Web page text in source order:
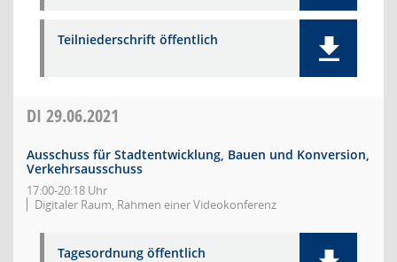
Teilniederschrift öffentlich
DI 29.06.2021
Ausschuss für Stadtentwicklung, Bauen und Konversion,
Verkehrsausschuss
17:00-20:18 Uhr
Digitaler Raum, Rahmen einer Videokonferenz
Tagesordnung öffentlich